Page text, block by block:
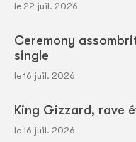
le 22 juil. 2026
Ceremony
single
le 16 juil. 2026
King Gizzard, rave
le 16 juil. 2026